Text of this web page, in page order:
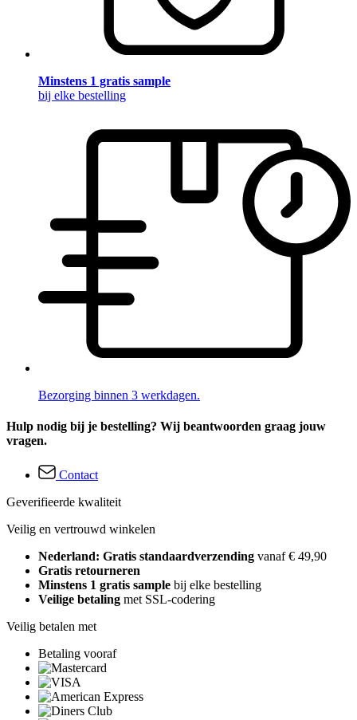
Minstens 1 gratis sample
bij elke bestelling
Bezorging binnen 3 werkdagen.
Hulp nodig bij je bestelling? Wij beantwoorden graag jouw
vragen.
Contact
Geverifieerde kwaliteit
Veilig en vertrouwd winkelen
Nederland: Gratis standaardverzending vanaf € 49,90
Gratis retourneren
Minstens 1 gratis sample bij elke bestelling
Veilige betaling met SSL-codering
Veilig betalen met
Betaling vooraf